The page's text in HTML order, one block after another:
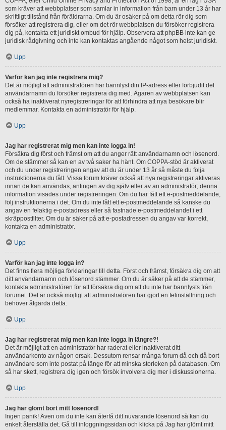
som kräver att webbplatser som samlar in information från barn under 13 år har
skriftligt tillstånd från föräldrarna. Om du är osäker på om detta rör dig som
försöker att registrera dig, eller om det rör webbplatsen du försöker registrera
dig på, kontakta ett juridiskt ombud för hjälp. Observera att phpBB inte kan ge
juridisk rådgivning och inte kan kontaktas angående något som helst juridiskt.
Upp
Varför kan jag inte registrera mig?
Det är möjligt att administratören har bannlyst din IP-adress eller förbjudit det
användarnamn du försöker registrera dig med. Ägaren av webbplatsen kan
också ha inaktiverat nyregistreringar för att förhindra att nya besökare blir
medlemmar. Kontakta en administratör för hjälp.
Upp
Jag har registrerat mig men kan inte logga in!
Försäkra dig först och främst om att du anger rätt användarnamn och lösenord.
Om de stämmer så kan en av två saker ha hänt. Om COPPA-stöd är aktiverat
och du under registreringen angav att du är under 13 år så måste du följa
instruktionerna du fått. Vissa forum kräver också att nya registreringar aktiveras
innan de kan användas, antingen av dig själv eller av an administratör; denna
information visades under registreringen. Om du har fått ett e-postmeddelande,
följ instruktionerna i det. Om du inte fått ett e-postmeddelande så kanske du
angav en felaktig e-postadress eller så fastnade e-postmeddelandet i ett
skräppostfilter. Om du är säker på att e-postadressen du angav var korrekt,
kontakta en administratör.
Upp
Varför kan jag inte logga in?
Det finns flera möjliga förklaringar till detta. Först och främst, försäkra dig om att
ditt användarnamn och lösenord stämmer. Om du är säker på att de stämmer,
kontakta administratören för att försäkra dig om att du inte har bannlysts från
forumet. Det är också möjligt att administratören har gjort en felinställning och
behöver åtgärda detta.
Upp
Jag har registrerat mig men kan inte logga in längre?!
Det är möjligt att en administratör har raderat eller inaktiverat ditt
användarkonto av någon orsak. Dessutom rensar många forum då och då bort
användare som inte postat på länge för att minska storleken på databasen. Om
så har skett, registrera dig igen och försök involvera dig mer i diskussionerna.
Upp
Jag har glömt bort mitt lösenord!
Ingen panik! Även om du inte kan återfå ditt nuvarande lösenord så kan du
enkelt återställa det. Gå till inloggningssidan och klicka på Jag har glömt mitt